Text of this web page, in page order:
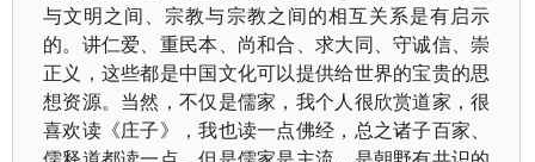
与文明之间、宗教与宗教之间的相互关系是有启示
的。讲仁爱、重民本、尚和合、求大同、守诚信、崇
正义，这些都是中国文化可以提供给世界的宝贵的思
想资源。当然，不仅是儒家，我个人很欣赏道家，很
喜欢读《庄子》，我也读一点佛经，总之诸子百家、